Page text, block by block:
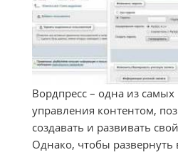
Вордпресс – одна из
управления контентом,
создавать и развивать
Однако, чтобы развернуть